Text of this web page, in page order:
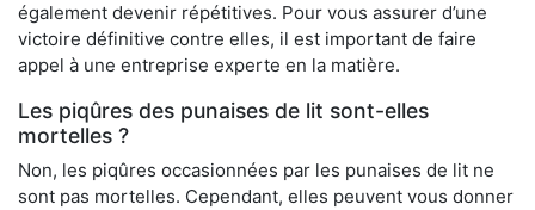
également devenir répétitives. Pour vous assurer d’une
victoire définitive contre elles, il est important de faire
appel à une entreprise experte en la matière.
Les piqûres des punaises de lit sont-elles
mortelles ?
Non, les piqûres occasionnées par les punaises de lit ne
sont pas mortelles. Cependant, elles peuvent vous donner